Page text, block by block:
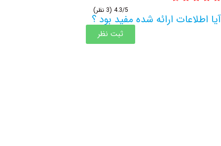
ارائه شده مفید بود ؟
ثبت نظر